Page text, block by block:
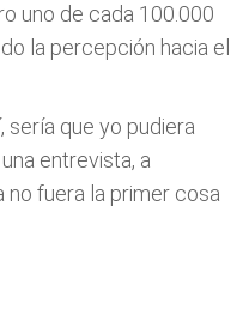
uno de cada 100.000
la percepción hacia el
sería que yo pudiera
entrevista, a
no fuera la primer cosa